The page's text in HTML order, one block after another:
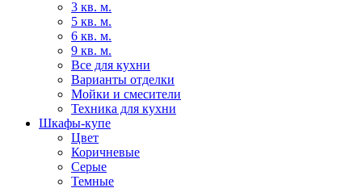
3 кв. м.
5 кв. м.
6 кв. м.
9 кв. м.
Все для кухни
Варианты отделки
Мойки и смесители
Техника для кухни
Шкафы-купе
Цвет
Коричневые
Серые
Темные